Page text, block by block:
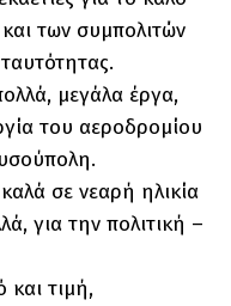
των συμπολιτών
μεγάλα έργα,
του αεροδρομίου
σε νεαρή ηλικία
για την πολιτική –
τιμή,